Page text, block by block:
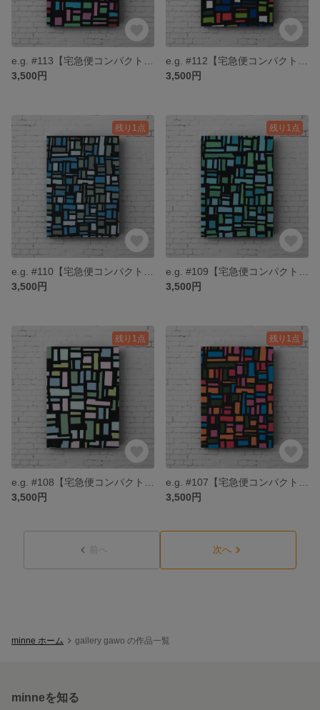
3,500円
3,500円
残り1点
3,500円
残り1点
3,500円
残り1点
3,500円
残り1点
3,500円
前へ 次へ
minne ホーム gallery gawo の作品一覧
minneを知る